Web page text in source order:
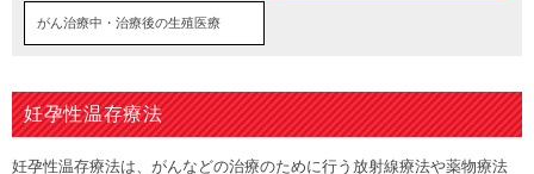
がん治療中・治療後の生殖医療
妊孕性温存療法
妊孕性温存療法は、がんなどの治療のために行う放射線療法や薬物療法